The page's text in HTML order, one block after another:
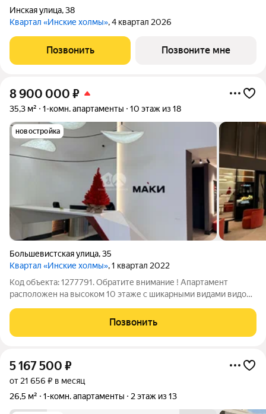
Инская улица,38
Квартал «Инские холмы», 4 квартал 2026
Позвонить Позвоните мне
8 900 000 ₽
35,3 м² 1-комн. апартаменты 10 этаж из 18
новостройка
Большевистская улица,35
Квартал «Инские холмы», 1 квартал 2022
Код объекта: 1277791. Обратите внимание ! Апартамент
расположен на высоком 10 этаже с шикарными видами видом
мост ! Одна из лучших функциональных планировок 2С ,
просторная кухня-гостиная и
Позвонить
5 167 500 ₽
от 21 656 ₽ в месяц
26,5 м²
1-комн. апартаменты 2 этаж из 13